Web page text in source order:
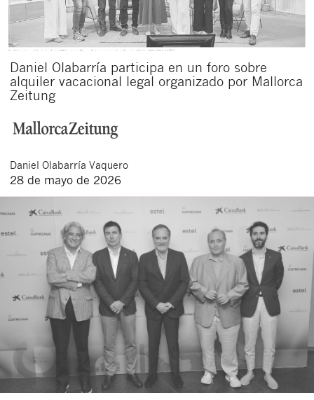
Daniel Olabarría participa en un foro sobre
alquiler vacacional legal organizado por Mallorca
Zeitung
Daniel Olabarría Vaquero
28 de mayo de 2026
Cerrar